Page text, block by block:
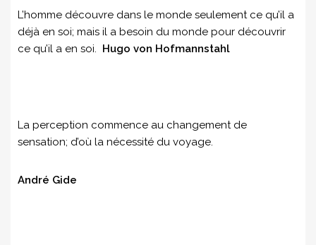
L’homme découvre dans le monde seulement ce qu’il a
déjà en soi; mais il a besoin du monde pour découvrir
ce qu’il a en soi. Hugo von Hofmannstahl
La perception commence au changement de
sensation; d’où la nécessité du voyage.
André Gide